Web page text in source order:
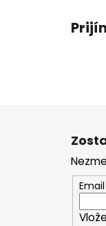
Email